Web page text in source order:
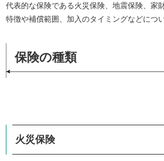
代表的な保険である火災保険、地震保険、家
特徴や補償範囲、加入のタイミングなどにつ
保険の種類
火災保険